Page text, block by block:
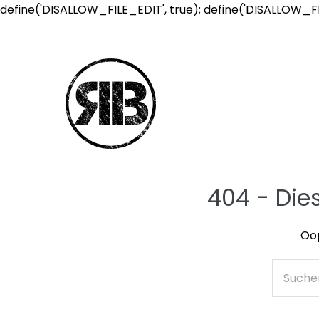
define('DISALLOW_FILE_EDIT', true);
404 -
nach: